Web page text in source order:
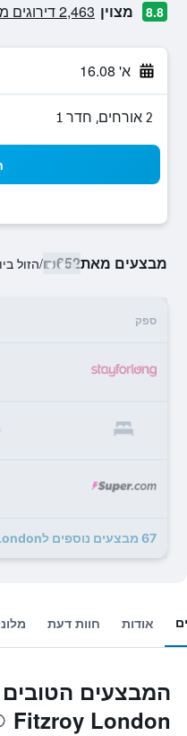
8.8 מצוין 2,463 דירוגים מאומתים
א' 16.08
2 אורחים, חדר 1
מבצעים מאת₪652
/הזול
ספק
67 מבצעים נוספים לKimpton Fitzroy London
אודות חוות דעת
Fitzroy London